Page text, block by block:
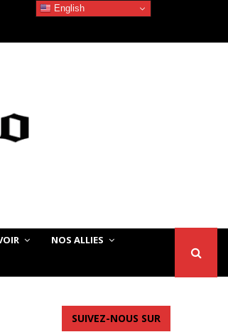
NOS ALLIES
SUIVEZ-NOUS SUR
English